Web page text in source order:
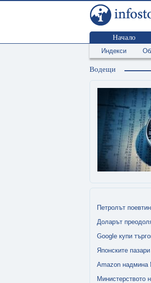
Начало
Индекси
Водещи
Петролът
Доларът
Google купи
Японските
Amazon надмина
Министерството